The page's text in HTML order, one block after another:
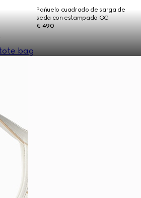
Pañuelo cuadrado de sarga de
seda con estampado GG
€ 490